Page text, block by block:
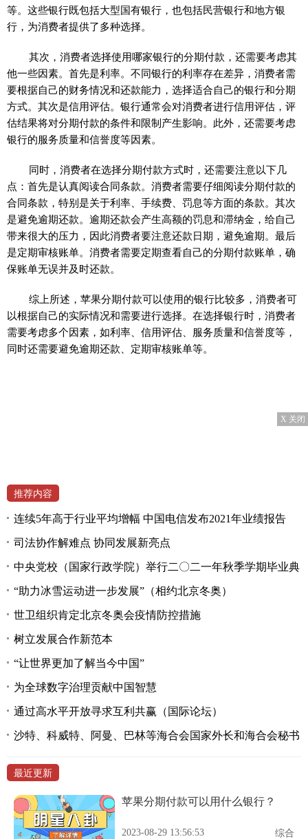
等。这些银行既包括大型国有银行，也包括民营银行和地方银
行，为消费者提供了多种选择。
其次，消费者选择使用哪家银行的分期付款，还需要考虑其
他一些因素。首先是利率。不同银行的利率存在差异，消费者需
要根据自己的财务情况和还款能力，选择适合自己的银行和分期
方式。其次是信用评估。银行通常会对消费者进行信用评估，评
估结果将对分期付款的条件和限制产生影响。此外，还需要考虑
银行的服务质量和信誉度等因素。
同时，消费者在选择分期付款方式时，还需要注意以下几
点：首先是认真阅读合同条款。消费者需要仔细阅读分期付款的
合同条款，特别是关于利率、手续费、罚息等方面的条款。其次
是避免逾期还款。逾期还款会产生高额的罚息和滞纳金，给自己
带来很大的压力，因此消费者要注意还款日期，避免逾期。最后
是定期审核账单。消费者需要定期查看自己的分期付款账单，确
保账单无误并及时还款。
综上所述，苹果分期付款可以使用的银行比较多，消费者可
以根据自己的实际情况和需要进行选择。在选择银行时，消费者
需要考虑多个因素，如利率、信用评估、服务质量和信誉度等，
同时还需要避免逾期还款、定期审核账单等。
X 关闭
推荐内容
连续5年高于行业平均增幅 中国电信发布2021年业绩报告
司法协作解难点 协同发展新亮点
中央党校（国家行政学院）举行二〇二一年秋季学期毕业典
“助力冰雪运动进一步发展”（相约北京冬奥）
世卫组织肯定北京冬奥会疫情防控措施
树立发展合作新范本
“让世界更加了解当今中国”
为全球数字治理贡献中国智慧
通过高水平开放寻求互利共赢（国际论坛）
沙特、科威特、阿曼、巴林等海合会国家外长和海合会秘书
最近更新
苹果分期付款可以用什么银行？
2023-08-29 13:56:53 综合